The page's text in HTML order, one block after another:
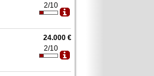
2/10
24.000 €
2/10